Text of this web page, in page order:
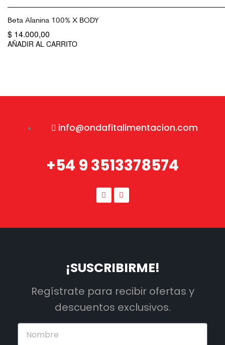
Beta Alanina 100% X BODY
$ 14.000,00
AÑADIR AL CARRITO
info@ondafitalimentacion.com
+54 9 3513378574
¡SUSCRIBIRME!
Regístrate para recibir ofertas y
descuentos exclusivos.